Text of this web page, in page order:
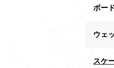
ボー
ウェ
スケ